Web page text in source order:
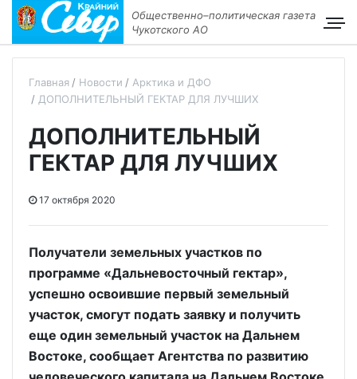
Общественно–политическая газета
Чукотского АО
Главная Новости
Арктика и ДФО
ДОПОЛНИТЕЛЬНЫЙ ГЕКТАР ДЛЯ ЛУЧШИХ
ДОПОЛНИТЕЛЬНЫЙ
ГЕКТАР ДЛЯ ЛУЧШИХ
17 октября 2020
Получатели земельных участков по
программе «Дальневосточный гектар»,
успешно освоившие первый земельный
участок, смогут подать заявку и получить
еще один земельный участок на Дальнем
Востоке, сообщает Агентства по развитию